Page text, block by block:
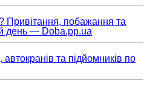
Привітання, побажання та
день — Doba.pp.ua
та підйомників по